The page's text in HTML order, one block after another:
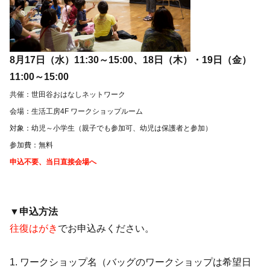
8月17日（水）11:30～15:00、18日（木）・19日（金）
11:00～15:00
共催：世田谷おはなしネットワーク
会場：生活工房4F ワークショップルーム
対象：幼児～小学生（親子でも参加可、幼児は保護者と参加）
参加費：無料
申込不要、当日直接会場へ
▼申込方法
往復はがき でお申込みください。
1. ワークショップ名（バッグのワークショップは希望日